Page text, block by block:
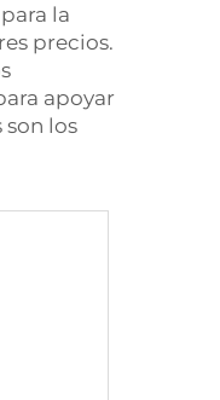
la
precios.
apoyar
son los